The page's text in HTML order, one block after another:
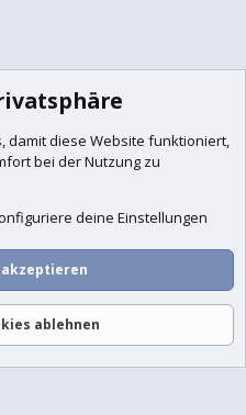
Registrieren
, damit diese Website funktioniert,
bei der Nutzung zu
deine Einstellungen
akzeptieren
ablehnen